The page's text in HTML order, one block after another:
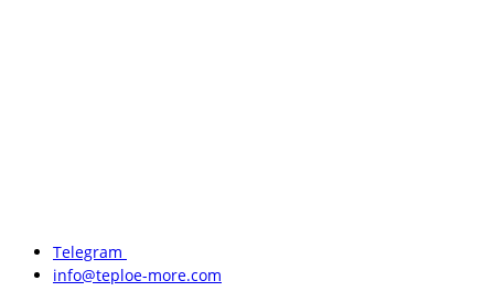
Telegram
info@teploe-more.com